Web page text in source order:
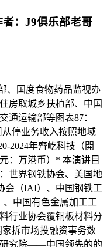
： J9俱乐部老哥
国度食物药品监视办
房取城乡扶植部、中国
通运输部等图表87：
从停业务收入按照地域
2024年齊屹科技（開
：万港币）* 本演讲目
世界钢铁协会、美国地
会（IAI）、中国钢铁工
中国有色金属加工工
行业协会覆铜板材料分
家拆市场投融资事务数
研究院——中国领先的的